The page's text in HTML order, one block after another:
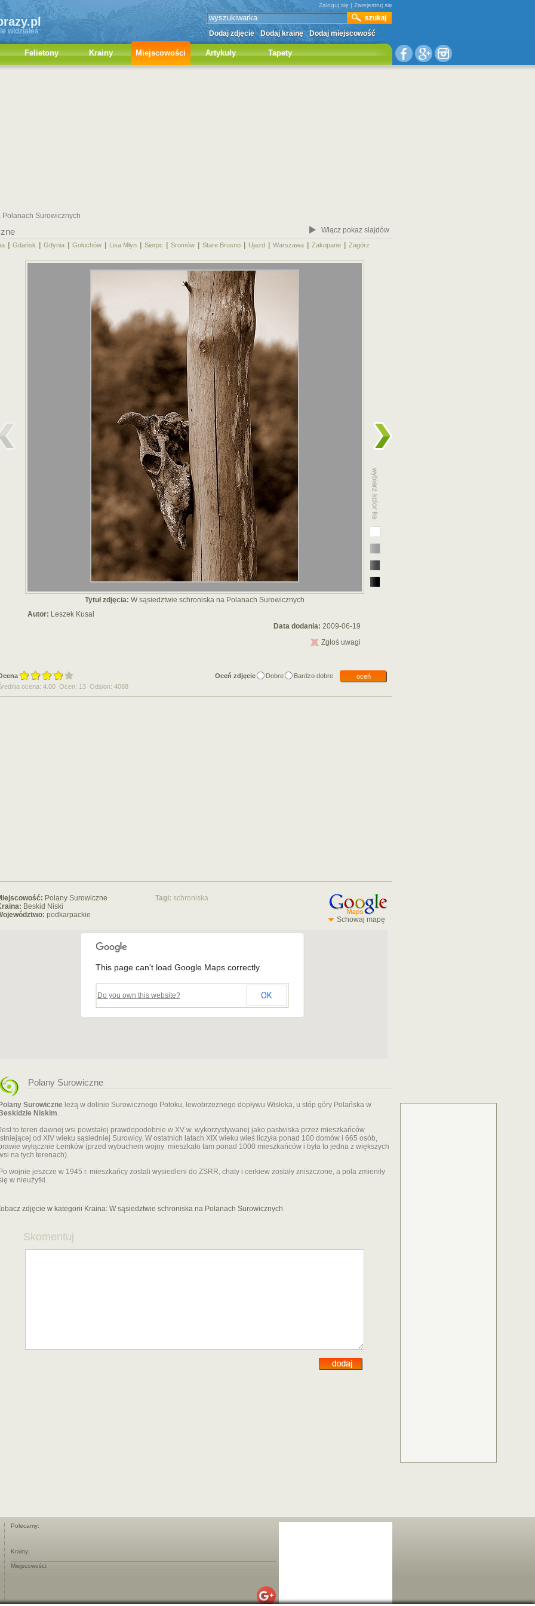
widziałeś
Zaloguj się | Zarejestruj się
Dodaj zdjęcie Dodaj krainę Dodaj miejscowość
Felietony Krainy Miejscowości Artykuły Tapety
Surowicznych
Włącz pokaz slajdów
Gdańsk Gdynia Gołuchów Lisa Młyn Sierpc Sromów Stare Brusno Ujazd Warszawa Zakopane Zagórz
Tytuł zdjęcia: W sąsiedztwie schroniska na Polanach Surowicznych
Autor: Leszek Kusal
Data dodania: 2009-06-19
Zgłoś uwagi
Oceń zdjęcie Dobre Bardzo dobre
oceń
ocena: 4.00 Ocen: 13 Odsłon: 4088
Polany Surowiczne
Beskid Niski
podkarpackie
Tagi: schroniska
Schowaj mapę
This page can't load Google Maps correctly.
Do you own this website? OK
Polany Surowiczne
Surowiczne leżą w dolinie Surowicznego Potoku, lewobrzeżnego dopływu Wisłoka, u stóp góry Polańska w
Niskim.
to teren dawnej wsi powstałej prawdopodobnie w XV w. wykorzystywanej jako pastwiska przez mieszkańców
od XIV wieku sąsiedniej Surowicy. W ostatnich latach XIX wieku wieś liczyła ponad 100 domów i 665 osób,
wyłącznie Łemków (przed wybuchem wojny mieszkało tam ponad 1000 mieszkańców i była to jedna z większych
na tych terenach).
wojnie jeszcze w 1945 r. mieszkańcy zostali wysiedleni do ZSRR, chaty i cerkiew zostały zniszczone, a pola zmieniły
w nieużytki.
zdjęcie w kategorii Kraina: W sąsiedztwie schroniska na Polanach Surowicznych
Skomentuj
Polecamy:
Krainy:
Miejscowości: